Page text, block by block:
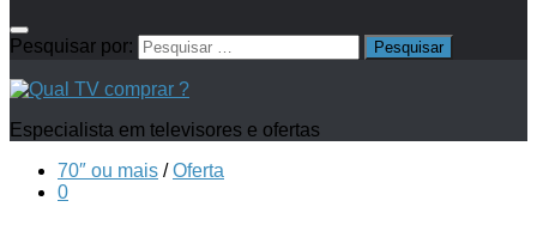
Pesquisar por:
Especialista em televisores e ofertas
70″ ou mais / Oferta
0